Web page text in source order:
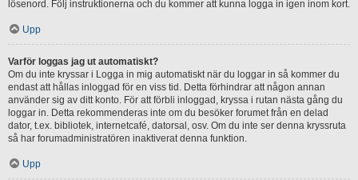
lösenord. Följ instruktionerna och du kommer att kunna logga in igen inom kort.
Upp
Varför loggas jag ut automatiskt?
Om du inte kryssar i Logga in mig automatiskt när du loggar in så kommer du
endast att hållas inloggad för en viss tid. Detta förhindrar att någon annan
använder sig av ditt konto. För att förbli inloggad, kryssa i rutan nästa gång du
loggar in. Detta rekommenderas inte om du besöker forumet från en delad
dator, t.ex. bibliotek, internetcafé, datorsal, osv. Om du inte ser denna kryssruta
så har forumadministratören inaktiverat denna funktion.
Upp